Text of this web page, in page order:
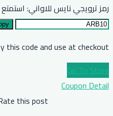
رمز ترويجي نايس للاواني:
this code and use at checkout
Go To Store
Coupon Detail
this post